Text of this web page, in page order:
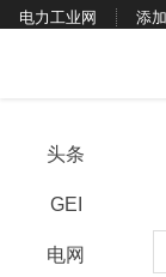
电力工业网 添
头条
GEI
电网